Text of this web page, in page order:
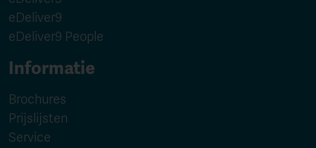
eDeliver9
eDeliver9 People
Informatie
Brochures
Prijslijsten
Service